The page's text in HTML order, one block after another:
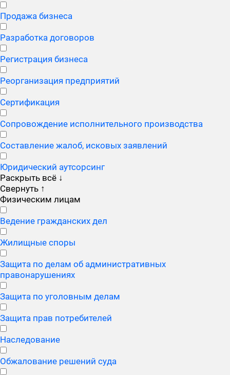
Продажа бизнеса
Разработка договоров
Регистрация бизнеса
Реорганизация предприятий
Сертификация
Сопровождение исполнительного производства
Составление жалоб, исковых заявлений
Юридический аутсорсинг
Раскрыть всё ↓
Свернуть ↑
Физическим лицам
Ведение гражданских дел
Жилищные споры
Защита по делам об административных
правонарушениях
Защита по уголовным делам
Защита прав потребителей
Наследование
Обжалование решений суда